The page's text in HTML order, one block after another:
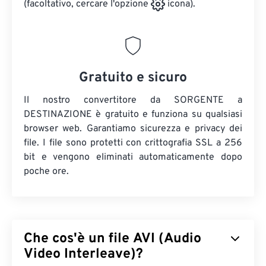
(facoltativo, cercare l'opzione icona).
Gratuito e sicuro
Il nostro convertitore da SORGENTE a
DESTINAZIONE è gratuito e funziona su qualsiasi
browser web. Garantiamo sicurezza e privacy dei
file. I file sono protetti con crittografia SSL a 256
bit e vengono eliminati automaticamente dopo
poche ore.
Che cos'è un file AVI (Audio
Video Interleave)?